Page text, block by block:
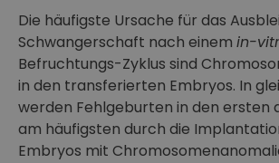
Die häufigste Ursache für das
Schwangerschaft nach einem in-
Befruchtungs-Zyklus sind
in den transferierten Embryos. In
werden Fehlgeburten in den ersten
am häufigsten durch die
Embryos mit